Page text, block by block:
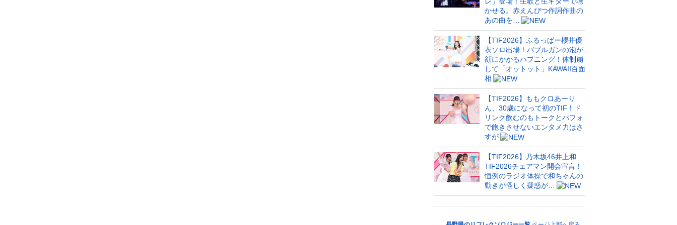
かせる。赤えんぴつ作詞作曲の
あの曲を…
【TIF2026】ふるっぱー櫻井優
衣ソロ出場！バブルガンの泡が
顔にかかるハプニング！体制崩
して「オットット」KAWAII百面
相
【TIF2026】ももクロあーり
ん、30歳になって初のTIF！ド
リンク飲むのもトークとパフォ
で飽きさせないエンタメ力はさ
すが
【TIF2026】乃木坂46井上和
TIF2026チェアマン開会宣言！
恒例のラジオ体操で和ちゃんの
動きが怪しく疑惑が…